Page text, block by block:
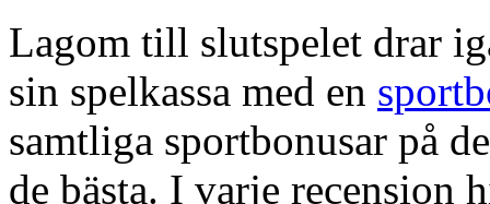
Lagom till slutspelet drar
sin spelkassa med en
samtliga sportbonusar på
de bästa. I varje recension